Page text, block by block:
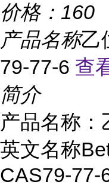
价格： 160
产品名称乙
79-77-6 查
简介
产品名称：
英文名称
CAS79-77-